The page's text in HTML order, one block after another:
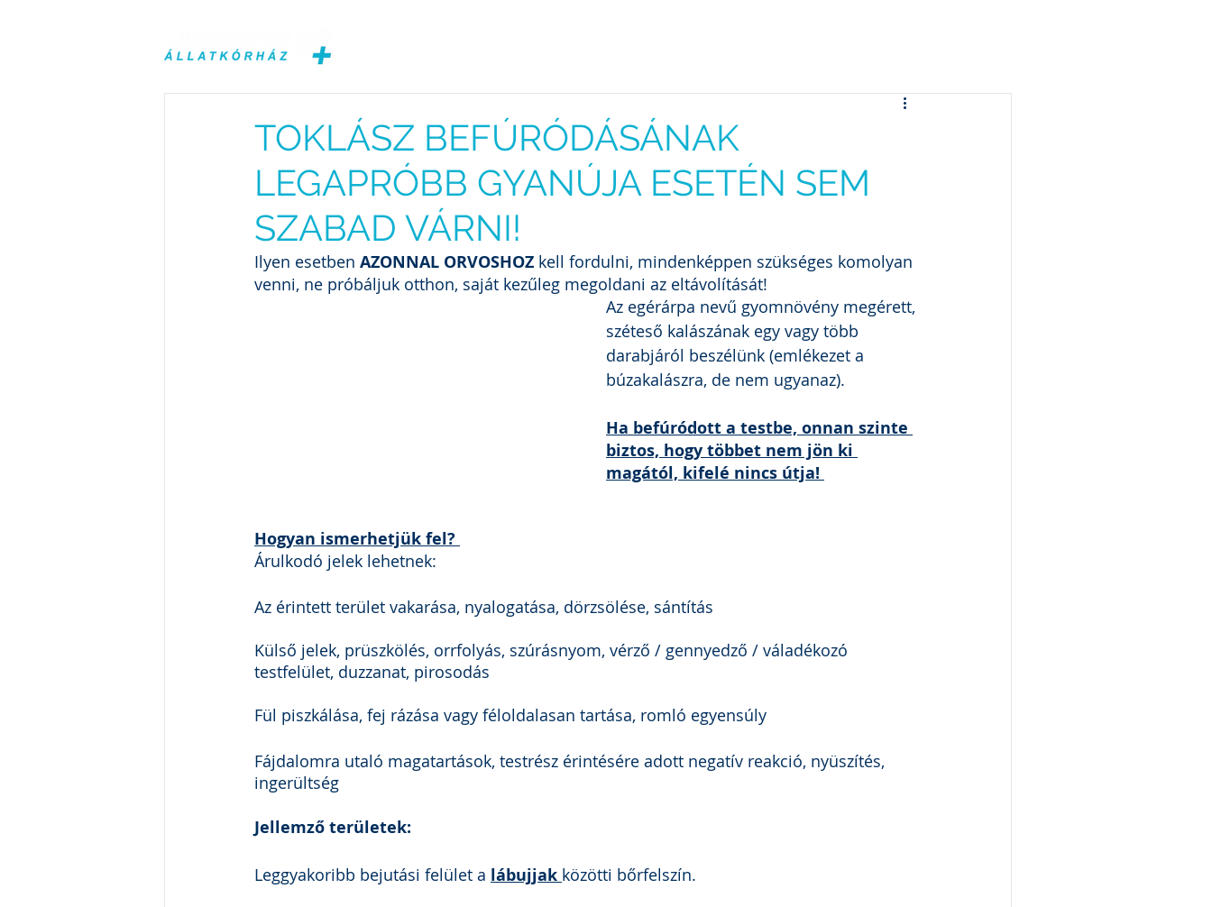
TOKLÁSZ BEFÚRÓDÁSÁNAK
LEGAPRÓBB GYANÚJA ESETÉN SEM
SZABAD VÁRNI!
Ilyen esetben AZONNAL ORVOSHOZ kell fordulni, mindenképpen szükséges komolyan
venni, ne próbáljuk otthon, saját kezűleg megoldani az eltávolítását!
Az egérárpa nevű gyomnövény megérett,
széteső kalászának egy vagy több
darabjáról beszélünk (emlékezet a
búzakalászra, de nem ugyanaz).
Ha befúródott a testbe, onnan szinte
biztos, hogy többet nem jön ki
magától, kifelé nincs útja!
Hogyan ismerhetjük fel?
Árulkodó jelek lehetnek:
Az érintett terület vakarása, nyalogatása, dörzsölése, sántítás
Külső jelek, prüszkölés, orrfolyás, szúrásnyom, vérző / gennyedző / váladékozó
testfelület, duzzanat, pirosodás
Fül piszkálása, fej rázása vagy féloldalasan tartása, romló egyensúly
Fájdalomra utaló magatartások, testrész érintésére adott negatív reakció, nyüszítés,
ingerültség
Jellemző területek:
Leggyakoribb bejutási felület a lábujjak közötti bőrfelszín.